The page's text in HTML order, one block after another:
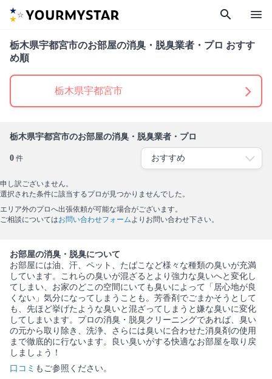
search menu
栃木県宇都宮市のお部屋の消臭・脱臭業者・プロ おすす
め順
栃木県宇都宮市
栃木県宇都宮市のお部屋の消臭・脱臭業者・プロ
0 件
申し訳ございません。
選択された条件に該当するプロが見つかりませんでした。
エリア外のプロへ出張依頼が可能な場合がございます。
ご相談についてはお問い合わせフォームよりお問い合わせ下さい。
お部屋の消臭・脱臭について
お部屋には油、汗、ペット、たばこなど様々な種類の臭いが充満
しています。これらの臭いが混ざるとより強力な臭いへと変化し
てしまい、お家のどこの空間にいても臭いによって「居心地が良
くない」気分になってしまうことも。芳香剤でごまかそうとして
も、先ほど挙げたような臭いと混ざってしまうと嫌な臭いに変化
してしまいます。プロの消臭・脱臭クリーニングであれば、臭い
の元から取り除き、洗浄、さらには臭いに合わせた消臭剤の使用
まで徹底的に行ないます。良い臭いがする快適なお部屋を取り戻
しましょう！
口コミ もご参照ください。